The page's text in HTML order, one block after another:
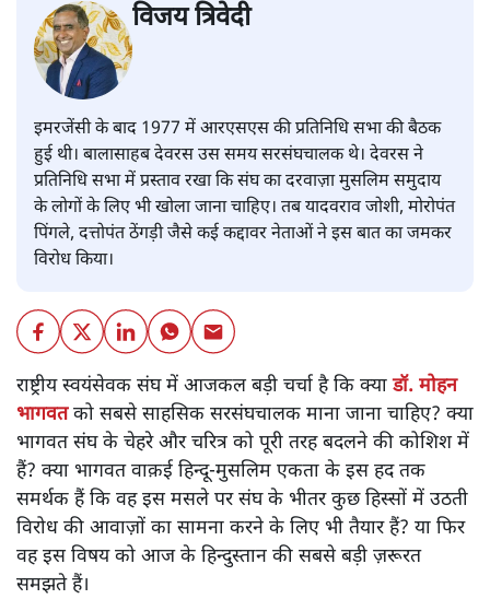
विजय त्रिवेदी
इमरजेंसी के बाद 1977 में आरएसएस की प्रतिनिधि सभा की बैठक
हुई थी। बालासाहब देवरस उस समय सरसंघचालक थे। देवरस ने
प्रतिनिधि सभा में प्रस्ताव रखा कि संघ का दरवाज़ा मुसलिम समुदाय
के लोगों के लिए भी खोला जाना चाहिए। तब यादवराव जोशी, मोरोपंत
पिंगले, दत्तोपंत ठेंगड़ी जैसे कई कद्दावर नेताओं ने इस बात का जमकर
विरोध किया।
राष्ट्रीय स्वयंसेवक संघ में आजकलबड़ी चर्चा है कि क्याडॉ. मोहन
भागवतको सबसे साहसिक सरसंघचालक माना जाना चाहिए? क्या
भागवत संघ के चेहरे और चरित्र को पूरी तरह बदलने की कोशिश में
हैं? क्या भागवत वाक़ई हिन्दू-मुसलिम एकता के इस हद तक
समर्थक हैं कि वह इस मसले पर संघ के भीतर कुछ हिस्सों में उठती
विरोध की आवाज़ों का सामना करने के लिए भी तैयार हैं? या फिर
वह इस विषय को आज के हिन्दुस्तान की सबसे बड़ी ज़रूरत
समझते हैं।